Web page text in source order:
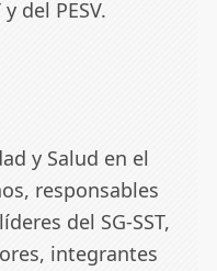
del PESV.
y Salud en el
responsables
del SG-SST,
integrantes